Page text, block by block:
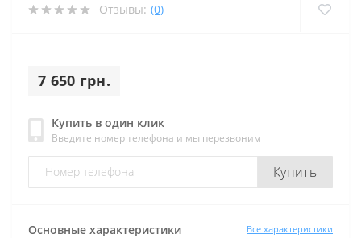
Отзывы: (0)
7 650 грн.
Купить в один клик
Введите номер телефона и мы перезвоним
Купить
Основные характеристики Все характеристики